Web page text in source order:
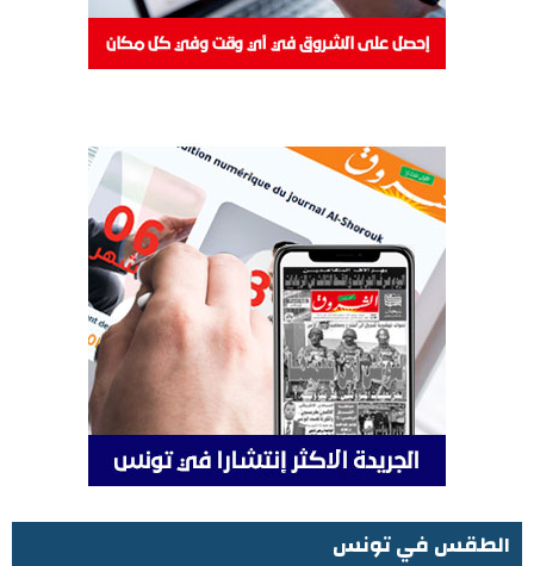
الطقس في تونس